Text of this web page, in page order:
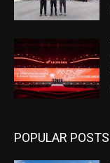
POPULAR POSTS